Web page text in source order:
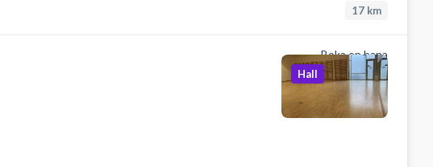
17 km
Boka en bana
Hall